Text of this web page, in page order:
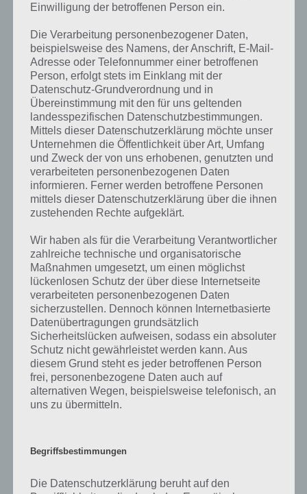
Allgemein hat man bei Angry Birds 2 viel mehr Wert auf Animationen
Bewegung im Spiel. Umso mehr Punkte man in einem Level bei
Angry Birds 2 holt, desto mehr Sterne gibt es, aber das ist ja wieder
altbekannt. Nach bestimmter Zeit kommt es in Angry Birds 2 auch
zum Bosskampf, wobei diesem ein vielfacher Schaden zu den
normalen Schweinen zugefügt werden muss.
Nur noch begrenzte Anzahl an Leben
Allerdings gibt es auch einen starken Kritikpunkt an Angry Birds 2,
welches so ähnlich aber in vielen Spieler, unter anderem von King,
bereits altbekannt ist. So gibt es auch im neuen Angry Birds 2 eine
begrenzte Anzahl an Leben. Wird ein Level mit den gegebenen
zwar nach einiger Zeit wieder auf, wenn man jedoch keine mehr
besitzt, muss man warten oder die Premiumwährung Edelsteine
einsetzen. Wer kein Leben verlieren will, kann diese Edelsteine auch
nutzen, um drei weitere Karten zu bekommen.
Gameplay Video zu Angry Birds 2
Zum Abschluss noch ein Gameplay Video zu Angry Birds 2, damit du
dir einen besseren Eindruck vom Spiel machen kannst. Hier das
offizielle Video:
Einwilligung der betroffenen Person ein.
Die Verarbeitung personenbezogener Daten,
beispielsweise des Namens, der Anschrift, E-Mail-
Adresse oder Telefonnummer einer betroffenen
Person, erfolgt stets im Einklang mit der
Datenschutz-Grundverordnung und in
Übereinstimmung mit den für uns geltenden
landesspezifischen Datenschutzbestimmungen.
Mittels dieser Datenschutzerklärung möchte unser
Unternehmen die Öffentlichkeit über Art, Umfang
und Zweck der von uns erhobenen, genutzten und
verarbeiteten personenbezogenen Daten
informieren. Ferner werden betroffene Personen
mittels dieser Datenschutzerklärung über die ihnen
zustehenden Rechte aufgeklärt.
Wir haben als für die Verarbeitung Verantwortlicher
zahlreiche technische und organisatorische
Maßnahmen umgesetzt, um einen möglichst
lückenlosen Schutz der über diese Internetseite
verarbeiteten personenbezogenen Daten
sicherzustellen. Dennoch können Internetbasierte
Datenübertragungen grundsätzlich
Sicherheitslücken aufweisen, sodass ein absoluter
Schutz nicht gewährleistet werden kann. Aus
diesem Grund steht es jeder betroffenen Person
frei, personenbezogene Daten auch auf
alternativen Wegen, beispielsweise telefonisch, an
uns zu übermitteln.
Begriffsbestimmungen
Die Datenschutzerklärung beruht auf den